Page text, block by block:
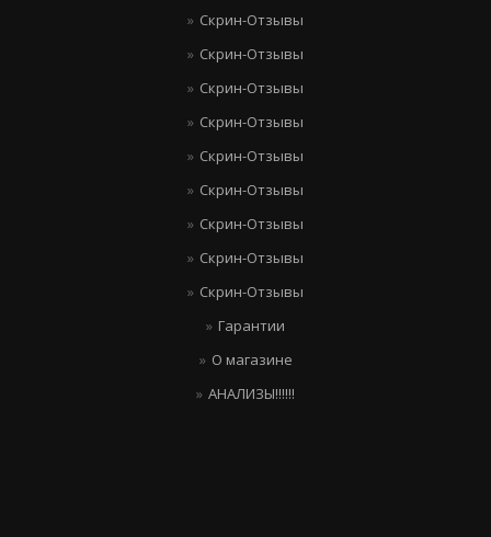
Скрин-Отзывы
Скрин-Отзывы
Скрин-Отзывы
Скрин-Отзывы
Скрин-Отзывы
Скрин-Отзывы
Скрин-Отзывы
Скрин-Отзывы
Скрин-Отзывы
Гарантии
О магазине
АНАЛИЗЫ!!!!!!